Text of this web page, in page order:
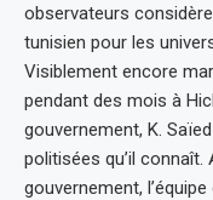
observateurs
tunisien pour les
Visiblement encore
pendant des mois à
gouvernement, K.
politisées qu’il connaît.
gouvernement,